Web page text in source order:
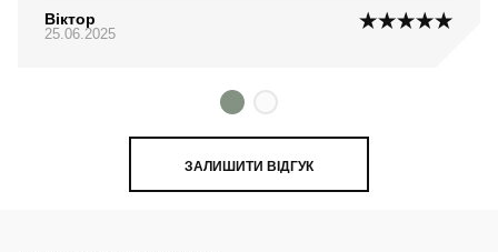
Віктор
25.06.2025
ЗАЛИШИТИ ВІДГУК